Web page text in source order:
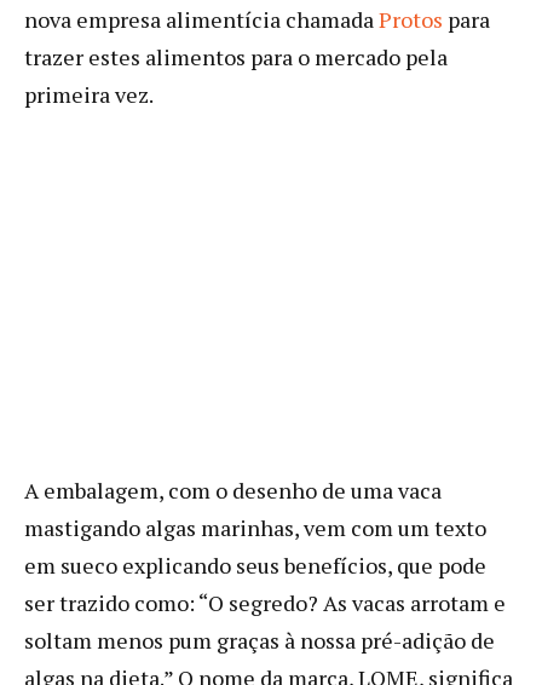
nova empresa alimentícia chamadaProtos para
trazer estes alimentos para o mercado pela
primeira vez.
A embalagem, com o desenho de uma vaca
mastigando algas marinhas, vem com um texto
em sueco explicando seus benefícios, que pode
ser trazido como: “O segredo? As vacas arrotam e
soltam menos pum graças à nossa pré-adição de
algas na dieta.” O nome da marca, LOME, significa